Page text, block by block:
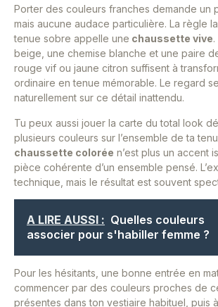
Porter des couleurs franches demande un
mais aucune audace particulière. La règle
tenue sobre appelle une chaussette vive
beige, une chemise blanche et une paire
rouge vif ou jaune citron suffisent à
ordinaire en tenue mémorable. Le regard
naturellement sur ce détail inattendu.
Tu peux aussi jouer la carte du total look
plusieurs couleurs sur l’ensemble de ta
chaussette colorée n’est plus un accent
pièce cohérente d’un ensemble pensé.
technique, mais le résultat est souvent
A LIRE AUSSI : Quelles couleurs
associer pour s'habiller femme ?
Pour les hésitants, une bonne entrée en
commencer par des couleurs proches de
présentes dans ton vestiaire habituel, puis